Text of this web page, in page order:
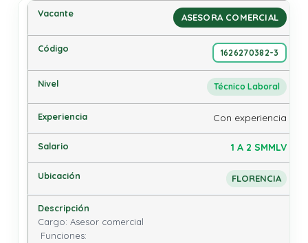
ASESORA COMERCIAL
1626270382-3
Técnico Laboral
Con experiencia
1 A 2 SMMLV
FLORENCIA
Cargo: Asesor comercial